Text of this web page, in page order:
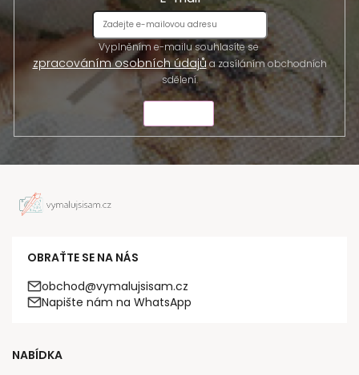
Vyplněním e-mailu souhlasíte se
zpracováním osobních údajůa zasíláním obchodních
sdělení.
OBRAŤTE SE NA NÁS
obchod@vymalujsisam.cz
Napište nám na WhatsApp
NABÍDKA